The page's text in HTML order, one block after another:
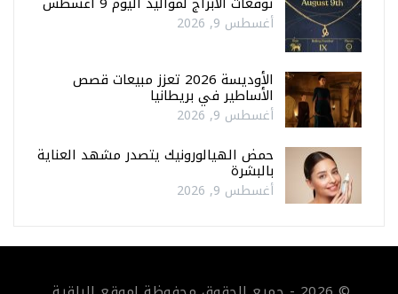
أغسطس 9, 2026
الأوديسة 2026 تعزز مبيعات قصص
الأساطير في بريطانيا
أغسطس 9, 2026
حمض الهيالورونيك يتصدر مشهد العناية
بالبشرة
أغسطس 9, 2026